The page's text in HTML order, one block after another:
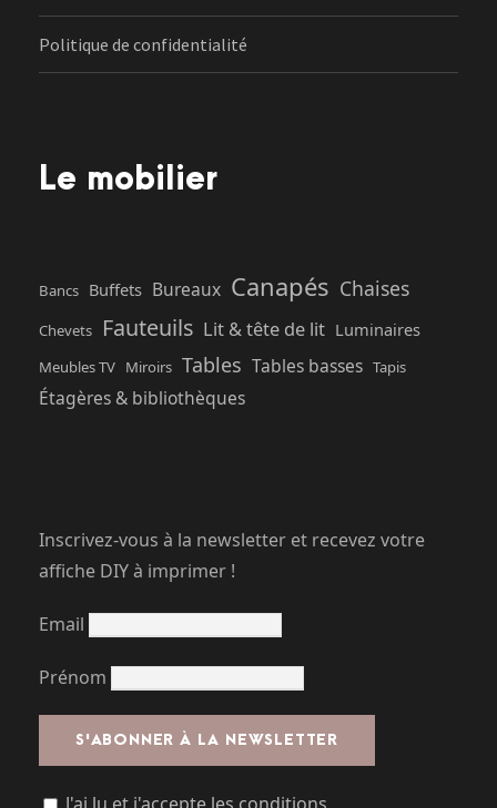
Politique de confidentialité
Le mobilier
Bancs Buffets Bureaux Canapés Chaises
Chevets Fauteuils Lit & tête de lit Luminaires
Meubles TV Miroirs Tables Tables basses Tapis
Étagères & bibliothèques
Inscrivez-vous à la newsletter et recevez votre
affiche DIY à imprimer !
Email
Prénom